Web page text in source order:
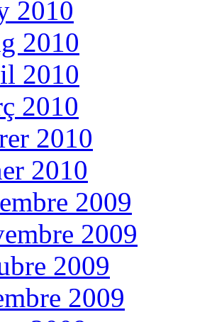
2010
2010
2010
2010
2010
2010
2009
2009
2009
2009